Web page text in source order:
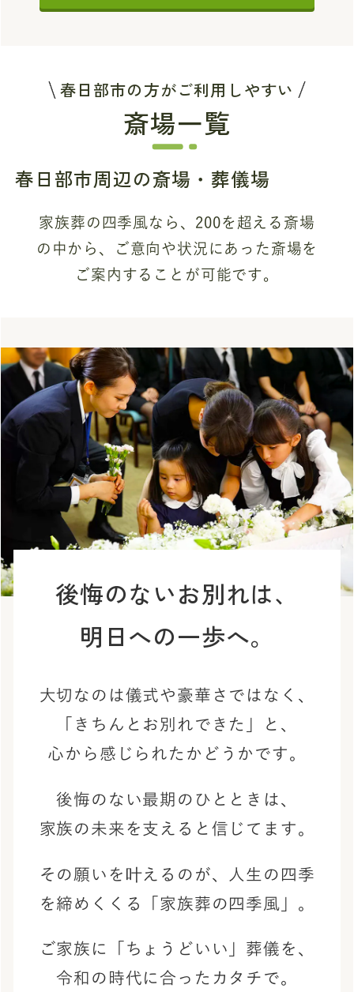
春日部市の方がご利用しやすい
斎場一覧
春日部市周辺の斎場・葬儀場
家族葬の四季風なら、200を超える斎場
の中から、
ご意向や状況にあった斎場を
ご案内することが可能です。
後悔のないお別れは、
明日への一歩へ。
大切なのは儀式や豪華さではなく、
「きちんとお別れできた」と、
心から感じられたかどうかです。
後悔のない最期のひとときは、
家族の未来を支えると信じてます。
その願いを叶えるのが、
人生の四季
を締めくくる「家族葬の四季風」。
ご家族に「ちょうどいい」葬儀を、
令和の時代に合ったカタチで。